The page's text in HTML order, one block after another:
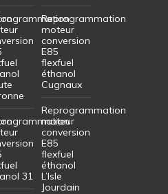
31
Reprogrammation
moteur
conversion
E85
flexfuel
éthanol
Cugnaux
Reprogrammation
moteur
conversion
E85
flexfuel
éthanol
L’Isle
Jourdain